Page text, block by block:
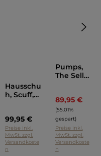
Preis:
Hausschu
h, Scuff,
99,95 €
Preise inkl.
MwSt. zzgl.
Versandkoste
n
Pumps,
The Seller
89,95 €
(55.01%
gespart)
Preise inkl.
MwSt. zzgl.
Versandkoste
n